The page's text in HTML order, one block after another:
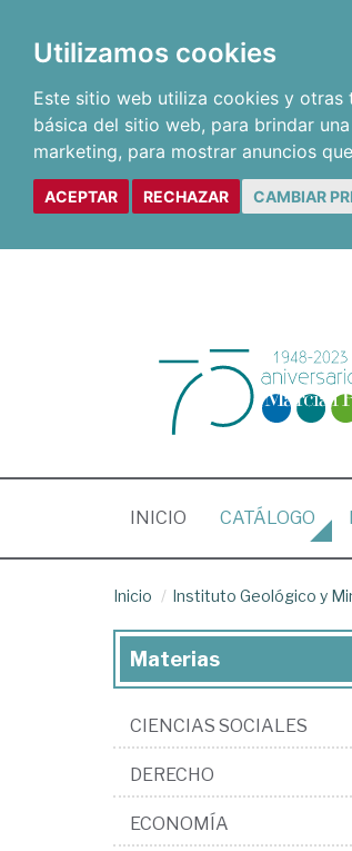
Utilizamos cookies
Este sitio web utiliza cookies y otras
básica del sitio web, para brindar
marketing, para mostrar anuncios
ACEPTAR RECHAZAR CAMBIAR
INICIO (CURRENT)
CATÁLOGO
Inicio Instituto Geológico y
Materias
CIENCIAS SOCIALES
DERECHO
ECONOMÍA